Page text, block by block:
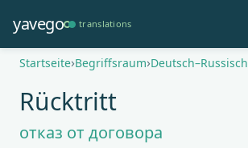
zum
Inhalt
yavego translations
Pfadnavigation
Startseite Begriffsraum Deutsch–Russisch
Rücktritt
отказ от договора